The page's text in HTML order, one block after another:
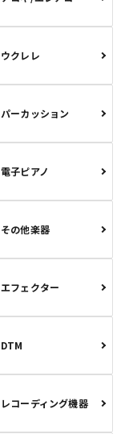
ウクレレ
パーカッション
電子ピアノ
その他楽器
エフェクター
DTM
レコーディング機器